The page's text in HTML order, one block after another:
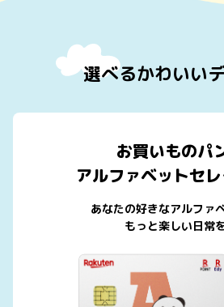
選べるかわいい
お買いものパ
アルファベットセ
あなたの好きなアルファ
もっと楽しい日常を